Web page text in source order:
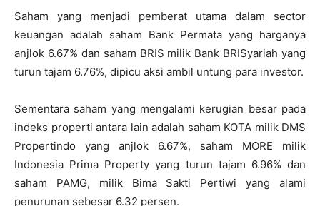
Saham yang menjadi pemberat utama dalam sector
keuangan adalah saham Bank Permata yang harganya
anjlok 6.67% dan saham BRIS milik Bank BRISyariah yang
turun tajam 6.76%, dipicu aksi ambil untung para investor.
Sementara saham yang mengalami kerugian besar pada
indeks properti antara lain adalah saham KOTA milik DMS
Propertindo yang anjlok 6.67%, saham MORE milik
Indonesia Prima Property yang turun tajam 6.96% dan
saham PAMG, milik Bima Sakti Pertiwi yang alami
penurunan sebesar 6.32 persen.